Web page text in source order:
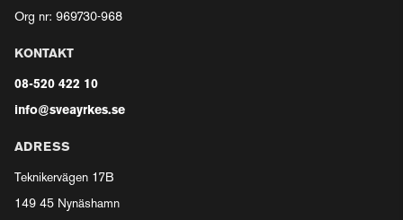
Org nr: 969730-968
KONTAKT
08-520 422 10
info@sveayrkes.se
ADRESS
Teknikervägen 17B
149 45 Nynäshamn